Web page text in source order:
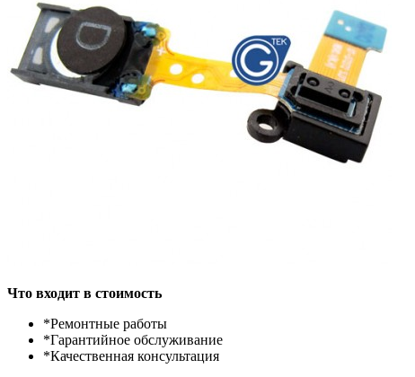
Что входит в стоимость
*Ремонтные работы
*Гарантийное обслуживание
*Качественная консультация